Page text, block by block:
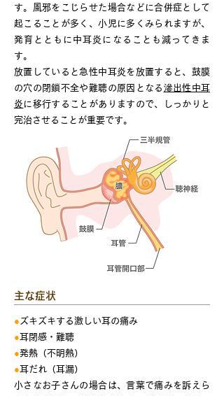
す。風邪をこじらせた場合などに合併症として
起こることが多く、小児に多くみられますが、
発育とともに中耳炎になることも減ってきま
す。
放置していると急性中耳炎を放置すると、鼓膜
の穴の閉鎖不全や難聴の原因となる 滲出性中耳
炎に移行することがありますので、しっかりと
完治させることが重要です。
主な症状
● ズキズキする激しい耳の痛み
●耳閉感・難聴
●発熱（不明熱）
●耳だれ（耳漏）
小さなお子さんの場合は、言葉で痛みを訴えら